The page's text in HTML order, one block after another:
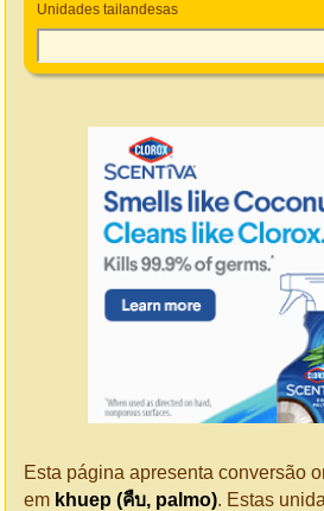
Unidades tailandesas
Esta página apresenta conversão
em khuep (คืบ, palmo). Estas